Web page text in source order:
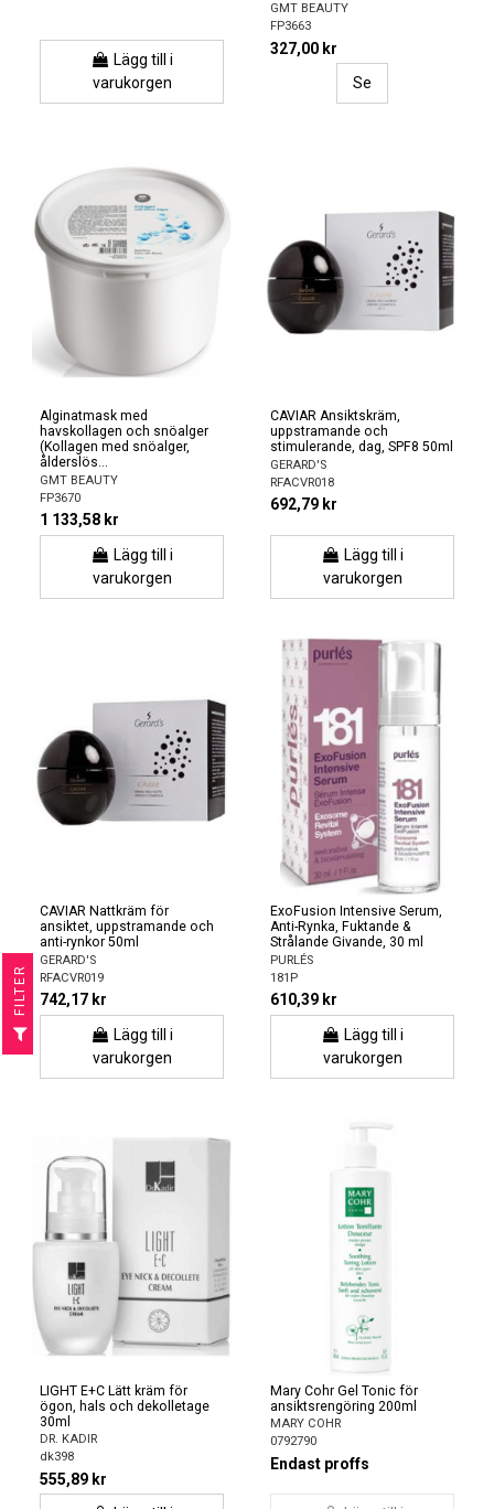
Lägg till i
varukorgen
GMT BEAUTY
FP3663
327,00 kr
Se
Alginatmask med
havskollagen och snöalger
(Kollagen med snöalger,
ålderslös...
GMT BEAUTY
FP3670
1 133,58 kr
Lägg till i
varukorgen
CAVIAR Ansiktskräm,
uppstramande och
stimulerande, dag, SPF8 50ml
GERARD'S
RFACVR018
692,79 kr
Lägg till i
varukorgen
CAVIAR Nattkräm för
ansiktet, uppstramande och
anti-rynkor 50ml
GERARD'S
RFACVR019
742,17 kr
Lägg till i
varukorgen
ExoFusion Intensive Serum,
Anti-Rynka, Fuktande &
Strålande Givande, 30 ml
PURLÉS
181P
610,39 kr
Lägg till i
varukorgen
LIGHT E+C Lätt kräm för
ögon, hals och dekolletage
30ml
DR. KADIR
dk398
555,89 kr
Mary Cohr Gel Tonic för
ansiktsrengöring 200ml
MARY COHR
0792790
Endast proffs
R